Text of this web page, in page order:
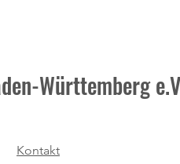
Württemberg
Kontakt